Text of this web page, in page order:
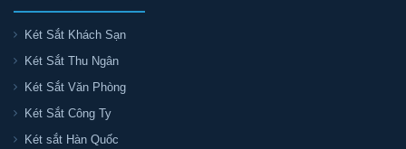
Két Sắt Khách Sạn
Két Sắt Thu Ngân
Két Sắt Văn Phòng
Két Sắt Công Ty
Két sắt Hàn Quốc